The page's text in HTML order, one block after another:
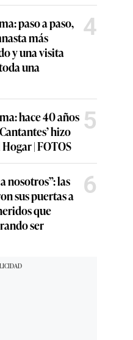
paso a paso,
más
y una visita
una
4
hace 40 años
hizo
| FOTOS
5
nosotros”: las
sus puertas a
que
ser
6